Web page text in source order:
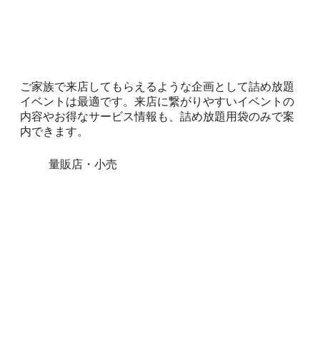
ご家族で来店してもらえるような企画として詰め放題
イベントは最適です。来店に繋がりやすいイベントの
内容やお得なサービス情報も、詰め放題用袋のみで案
内できます。
量販店・小売